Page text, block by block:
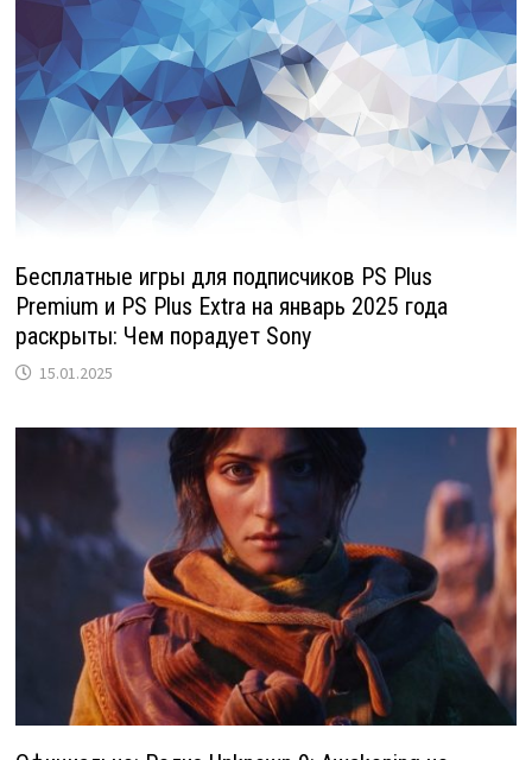
Бесплатные игры для подписчиков PS Plus
Premium и PS Plus Extra на январь 2025 года
раскрыты: Чем порадует Sony
15.01.2025